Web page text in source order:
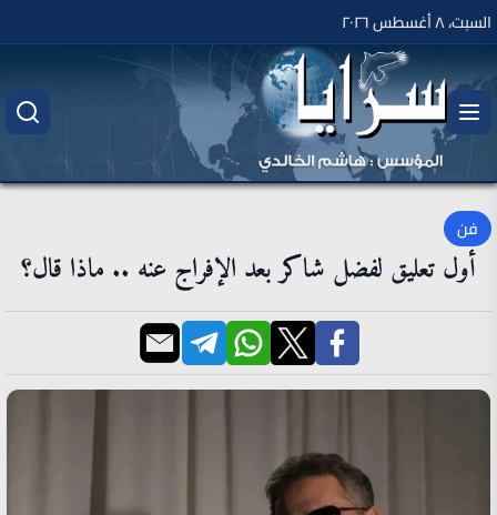
السبت، ٨ أغسطس ٢٠٢٦
فن
أول تعليق لفضل شاكر بعد الإفراج عنه .. ماذا قال؟